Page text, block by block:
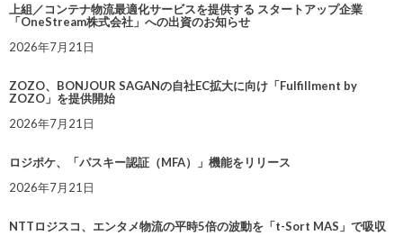
上組／コンテナ物流最適化サービスを提供する スタートアップ企業
「OneStream株式会社」への出資のお知らせ
2026年7月21日
ZOZO、BONJOUR SAGANの自社EC拡大に向け「Fulfillment by
ZOZO」を提供開始
2026年7月21日
ロジポケ、「パスキー認証（MFA）」機能をリリース
2026年7月21日
NTTロジスコ、エンタメ物流の平時5倍の波動を「t-Sort MAS」で吸収